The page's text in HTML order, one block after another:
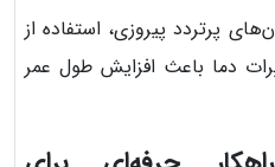
پرتردد پیروزی، استفاده از
دما باعث افزایش طول عمر